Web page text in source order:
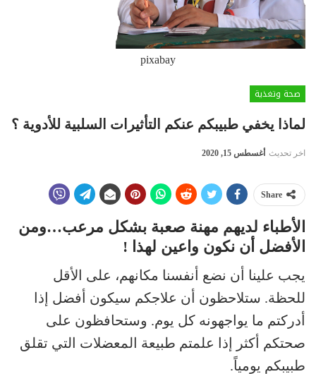
pixabay
صحة وتغذية
لماذا يخفي طبيبكم عنكم التأثيرات السلبية للأدوية ؟
اخر تحديث أغسطس 15, 2020
Share
الأطباء لديهم مهنة صعبة بشكل مرعب…ومن
الأفضل أن نكون واعين لهذا !
يجب علينا أن نضع أنفسنا مكانهم، على الأقل
للحظة. ستلاحظون أن علاجكم سيكون أفضل إذا
أدركتم ما يواجهونه كل يوم. وستحافظون على
صحتكم أكثر إذا علمتم طبيعة المعضلات التي تقلق
طبيبكم يومياً.